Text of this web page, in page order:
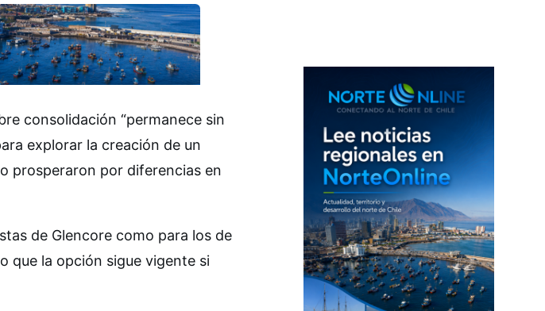
consolidación “permanece sin
explorar la creación de un
prosperaron por diferencias en
de Glencore como para los de
que la opción sigue vigente si